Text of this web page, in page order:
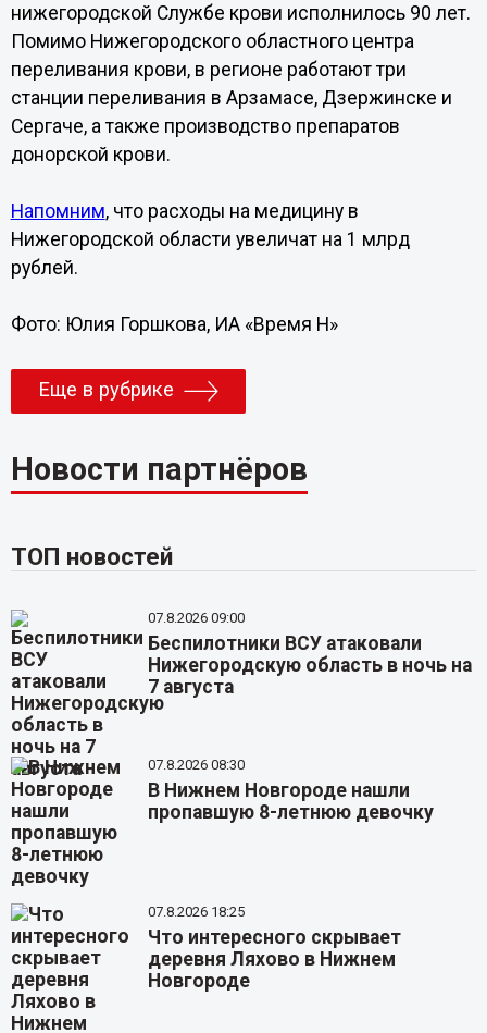
нижегородской Службе крови исполнилось 90 лет.
Помимо Нижегородского областного центра
переливания крови, в регионе работают три
станции переливания в Арзамасе, Дзержинске и
Сергаче, а также производство препаратов
донорской крови.
Напомним, что расходы на медицину в
Нижегородской области увеличат на 1 млрд
рублей.
Фото: Юлия Горшкова, ИА «Время Н»
Еще в рубрике
Новости партнёров
ТОП новостей
07.8.2026 09:00
Беспилотники ВСУ атаковали
Нижегородскую область в ночь на
7 августа
07.8.2026 08:30
В Нижнем Новгороде нашли
пропавшую 8-летнюю девочку
07.8.2026 18:25
Что интересного скрывает
деревня Ляхово в Нижнем
Новгороде